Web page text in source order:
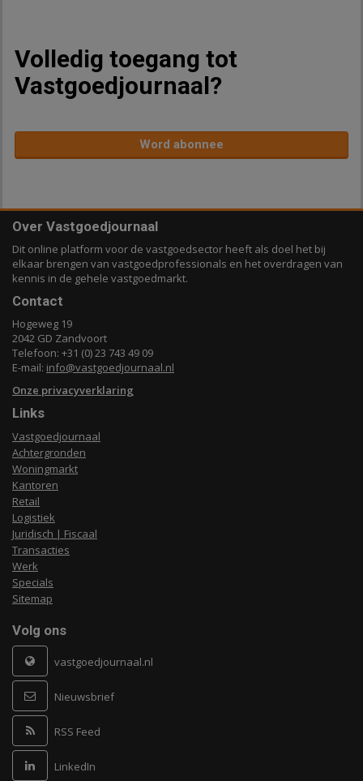
Volledig toegang tot
Vastgoedjournaal?
Word abonnee
Over Vastgoedjournaal
Dit online platform voor de vastgoedsector heeft als doel het bij
elkaar brengen van vastgoedprofessionals en het overdragen van
kennis in de gehele vastgoedmarkt.
Contact
Hogeweg 19
2042 GD Zandvoort
Telefoon: +31 (0) 23 743 49 09
E-mail: info@vastgoedjournaal.nl
Onze privacyverklaring
Links
Vastgoedjournaal
Achtergronden
Woningmarkt
Kantoren
Retail
Logistiek
Juridisch | Fiscaal
Transacties
Werk
Specials
Sitemap
Volg ons
vastgoedjournaal.nl
Nieuwsbrief
RSS Feed
LinkedIn